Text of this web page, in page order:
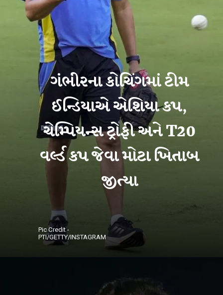
ગંભીરના કોચિંગમાં ટીમ
ઈન્ડિયાએ એશિયા કપ,
ચેમ્પિયન્સ ટ્રોફી અને T20
વર્લ્ડ કપ જેવા મોટા ખિતાબ
જીત્યા
Pic Credit -